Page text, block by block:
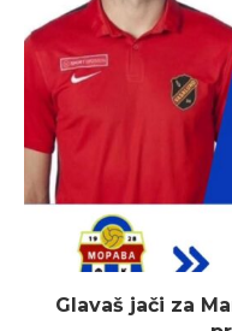
Glavaš jači za